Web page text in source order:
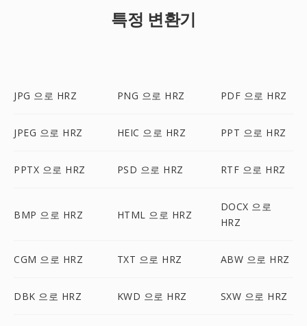
특정 변환기
JPG 으로 HRZ PNG 으로 HRZ PDF 으로 HRZ
JPEG 으로 HRZ HEIC 으로 HRZ PPT 으로 HRZ
PPTX 으로 HRZ PSD 으로 HRZ RTF 으로 HRZ
BMP 으로 HRZ HTML 으로 HRZ
DOCX 으로
HRZ
CGM 으로 HRZ TXT 으로 HRZ ABW 으로 HRZ
DBK 으로 HRZ KWD 으로 HRZ SXW 으로 HRZ